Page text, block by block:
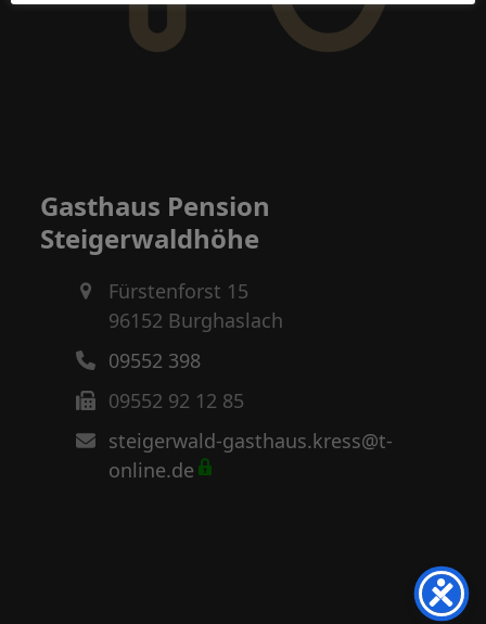
Gasthaus Pension
Steigerwaldhöhe
Fürstenforst 15
96152 Burghaslach
09552 398
09552 92 12 85
steigerwald-gasthaus.kress@t-
online.de